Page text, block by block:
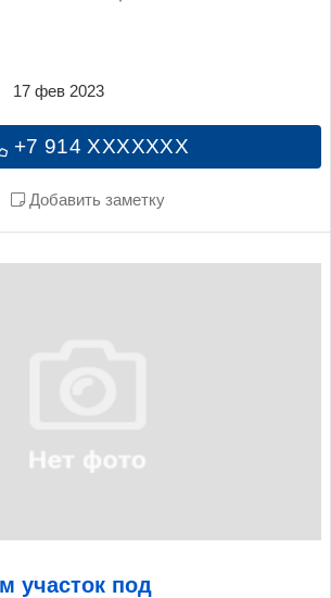
+7 914 XXXXXXX
Добавить заметку
17 фев 2023
участок под